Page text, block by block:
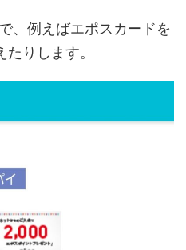
、例えばエポスカードを
りします。